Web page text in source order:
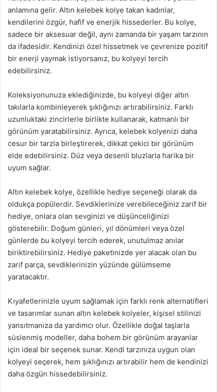
anlamına gelir. Altın kelebek kolye takan kadınlar,
kendilerini özgür, hafif ve enerjik hissederler. Bu kolye,
sadece bir aksesuar değil, aynı zamanda bir yaşam tarzının
da ifadesidir. Kendinizi özel hissetmek ve çevrenize pozitif
bir enerji yaymak istiyorsanız, bu kolyeyi tercih
edebilirsiniz.
Koleksiyonunuza eklediğinizde, bu kolyeyi diğer altın
takılarla kombinleyerek şıklığınızı artırabilirsiniz. Farklı
uzunluktaki zincirlerle birlikte kullanarak, katmanlı bir
görünüm yaratabilirsiniz. Ayrıca, kelebek kolyenizi daha
cesur bir tarzla birleştirerek, dikkat çekici bir görünüm
elde edebilirsiniz. Düz veya desenli bluzlarla harika bir
uyum sağlar.
Altın kelebek kolye, özellikle hediye seçeneği olarak da
oldukça popülerdir. Sevdiklerinize verebileceğiniz zarif bir
hediye, onlara olan sevginizi ve düşünceliğinizi
gösterebilir. Doğum günleri, yıl dönümleri veya özel
günlerde bu kolyeyi tercih ederek, unutulmaz anılar
biriktirebilirsiniz. Hediye paketinizde yer alacak olan bu
zarif parça, sevdiklerinizin yüzünde gülümseme
yaratacaktır.
Kıyafetlerinizle uyum sağlamak için farklı renk alternatifleri
ve tasarımlar sunan altın kelebek kolyeler, kişisel stilinizi
yansıtmanıza da yardımcı olur. Özellikle doğal taşlarla
süslenmiş modeller, daha bohem bir görünüm arayanlar
için ideal bir seçenek sunar. Kendi tarzınıza uygun olan
kolyeyi seçerek, hem şıklığınızı artırabilir hem de kendinizi
daha özgün hissedebilirsiniz.